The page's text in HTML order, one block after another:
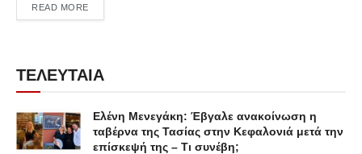
READ MOREDETAILS
ΤΕΛΕΥΤΑΙΑ
Ελένη Μενεγάκη: Έβγαλε ανακοίνωση η
ταβέρνα της Τασίας στην Κεφαλονιά μετά την
επίσκεψή της – Τι συνέβη;